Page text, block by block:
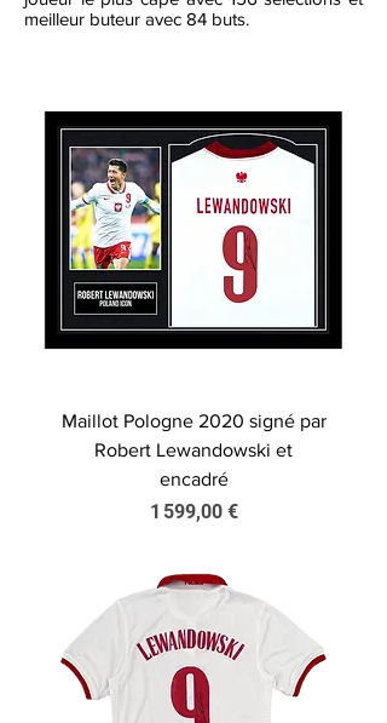
meilleur buteur avec 84 buts.
Maillot Pologne 2020 signé par
Robert Lewandowski et
encadré
Prix
1 599,00 €